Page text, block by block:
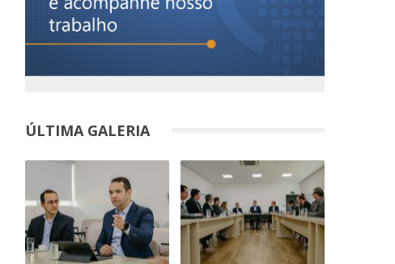
ÚLTIMA GALERIA